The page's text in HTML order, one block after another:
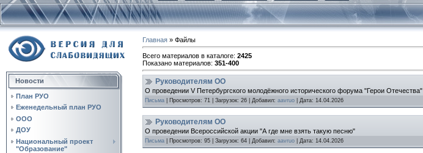
Новости
План РУО
Еженедельный план РУО
ООО
ДОУ
Национальный проект
"Образование"
Главная » Файлы
Всего материалов в каталоге: 2425
Показано материалов: 351-400
Руководителям ОО
О проведении V Петербургского молодёжного исторического форума "Герои Отечества"
Письма Просмотров: 71 Загрузок: 26 Добавил: aavruo Дата: 14.04.2026
Руководителям ОО
О проведении Всероссийской акции "А где мне взять такую песню"
Письма Просмотров: 95 Загрузок: 64 Добавил: aavruo Дата: 14.04.2026